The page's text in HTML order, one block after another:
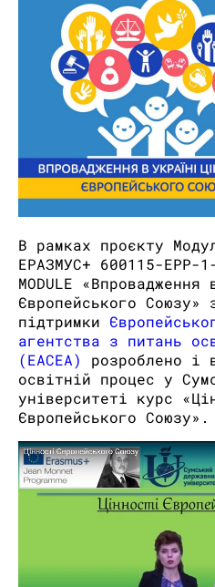
В рамках проєкту
ЕРАЗМУС+ 600115-EPP-
MODULE
Європейського Союзу»
підтримки
агентства з питань
(ЕАСЕА)
розроблено і
освітній процес у
університеті курс
Європейського Союзу».